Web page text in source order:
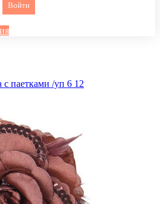
с паетками /уп 6 12